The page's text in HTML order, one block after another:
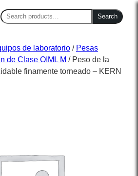
Search
for:
Search
de laboratorio / Pesas
de Clase OIML M / Peso de la
finamente torneado – KERN